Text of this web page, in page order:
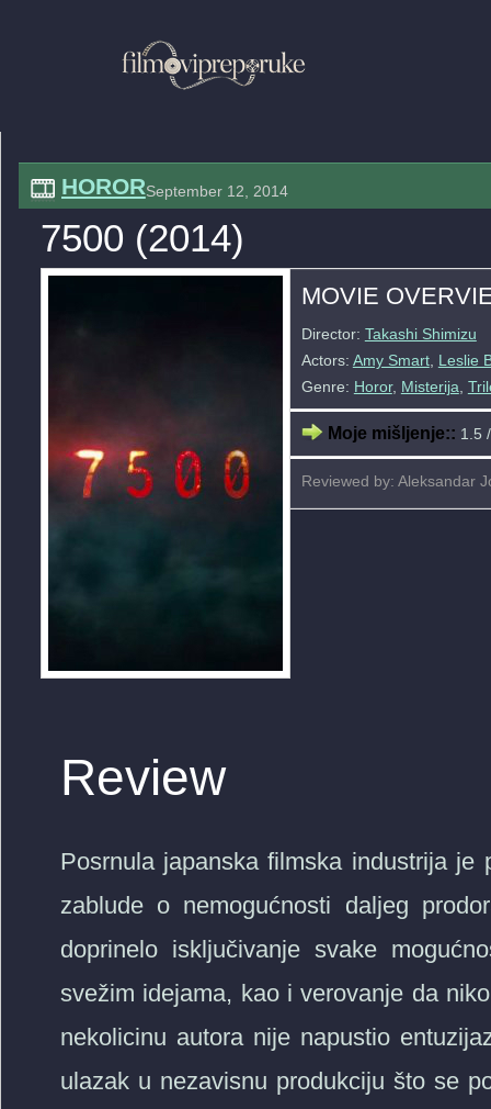
HORORSeptember 12, 2014
7500 (2014)
MOVIE
Director: Takashi Shimizu
Actors: Amy Smart, Leslie
Genre: Horor, Misterija
Moje mišljenje:: 1.5
Reviewed by: Aleksandar
Review
Posrnula japanska filmska industrija je
zablude o nemogućnosti daljeg
doprinelo isključivanje svake
svežim idejama, kao i verovanje da
nekolicinu autora nije napustio
ulazak u nezavisnu produkciju što se